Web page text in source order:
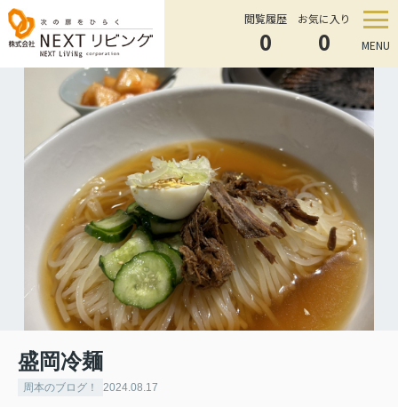
閲覧履歴
0
お気に入り
0 MENU
盛岡冷麺
周本のブログ！ 2024.08.17